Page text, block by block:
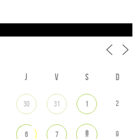
J V S D
30 31 1 2
6 7 8 9